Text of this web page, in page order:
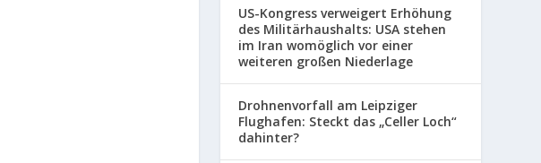
US-Kongress verweigert Erhöhung
des Militärhaushalts: USA stehen
im Iran womöglich vor einer
weiteren großen Niederlage
Drohnenvorfall am Leipziger
Flughafen: Steckt das „Celler Loch“
dahinter?